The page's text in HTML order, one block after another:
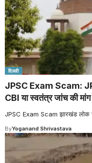
दिल्ली
JPSC Exam Scam:
CBI या स्वतंत्र जांच की
JPSC Exam Scam झारखंड लोक
ByYoganand Shrivastava